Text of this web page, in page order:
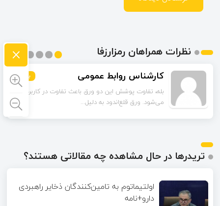
نظرات همراهان رمزارزفا
کارشناس روابط عمومی بیشتر
بله، تفاوت پوشش این دو ورق باعث تفاوت در کاربردشان
می‌شود. ورق قلع‌اندود به دلیل...
بیشتر
بیشتر
بیشتر
بیشتر
بیشتر
تریدرها در حال مشاهده چه مقالاتی هستند؟
اولتیماتوم به تامین‌کنندگان ذخایر راهبردی
دارو+نامه
×